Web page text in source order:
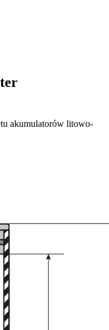
akumulatorów litowo-